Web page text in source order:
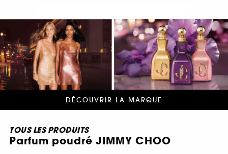
DÉCOUVRIR LA MARQUE
TOUS LES PRODUITS
Parfum poudré JIMMY CHOO